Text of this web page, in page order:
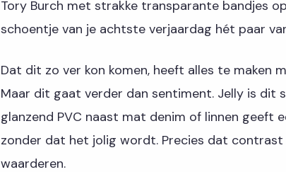
Tory Burch met strakke transparante bandjes
schoentje van je achtste verjaardag hét paar
Dat dit zo ver kon komen, heeft alles te maken
Maar dit gaat verder dan sentiment. Jelly is dit
glanzend PVC naast mat denim of linnen geeft
zonder dat het jolig wordt. Precies dat
waarderen.